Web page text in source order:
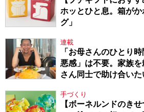
ホッとひと息。箱が
グ」
連載
「お母さんのひとり
悪感」は不要。家族
さん同士で助け合い
手づくり
【ボーネルンドのき